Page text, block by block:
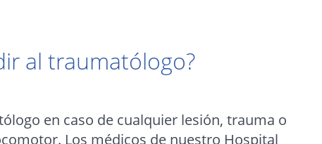
al traumatólogo?
en caso de cualquier lesión, trauma o
Los médicos de nuestro Hospital